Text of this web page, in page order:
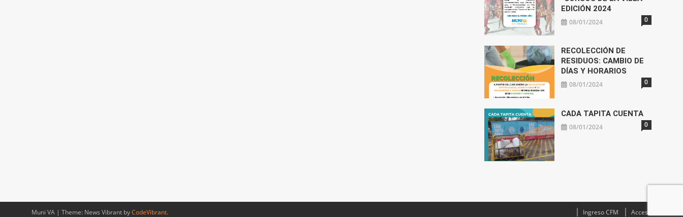
EDICIÓN 2024
08/01/2024 0
RECOLECCIÓN DE
RESIDUOS: CAMBIO DE
DÍAS Y HORARIOS
08/01/2024 0
CADA TAPITA CUENTA
08/01/2024 0
Muni VA | Theme: News Vibrant byCodeVibrant. Ingreso CFM Acceso